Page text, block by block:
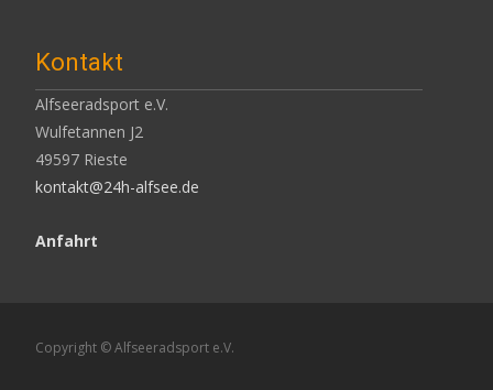
Kontakt
Alfseeradsport e.V.
Wulfetannen J2
49597 Rieste
kontakt@24h-alfsee.de
Anfahrt
Copyright © Alfseeradsport e.V.